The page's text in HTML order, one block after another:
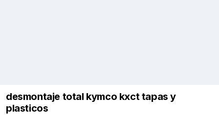
desmontaje total kymco kxct tapas y
plasticos